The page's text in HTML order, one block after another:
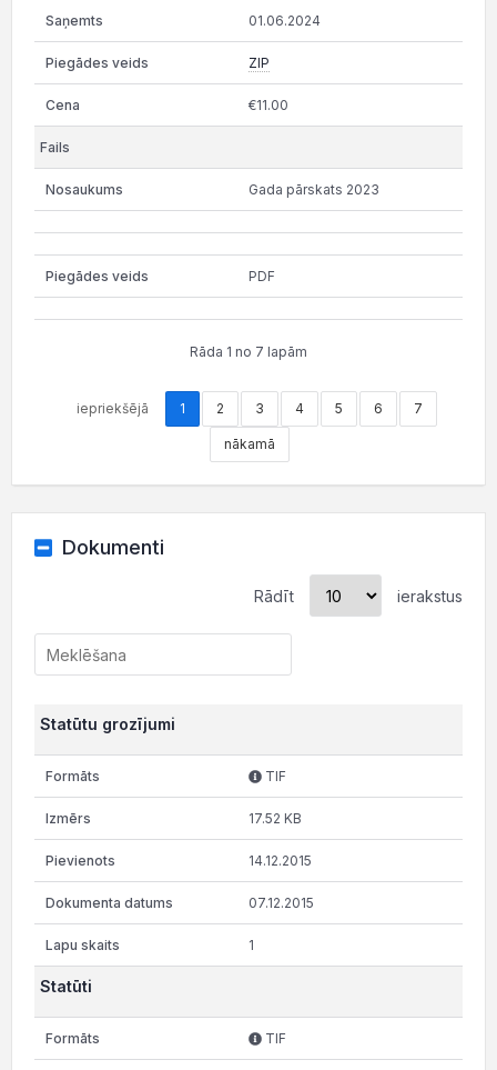
01.06.2024
ZIP
€11.00
Gada pārskats 2023
PDF
Rāda 1 no 7 lapām
iepriekšējā 1 2 3 4 5 6 7
nākamā
Dokumenti
Rādīt ierakstus
Statūtu grozījumi
TIF
17.52 KB
14.12.2015
07.12.2015
1
Statūti
TIF